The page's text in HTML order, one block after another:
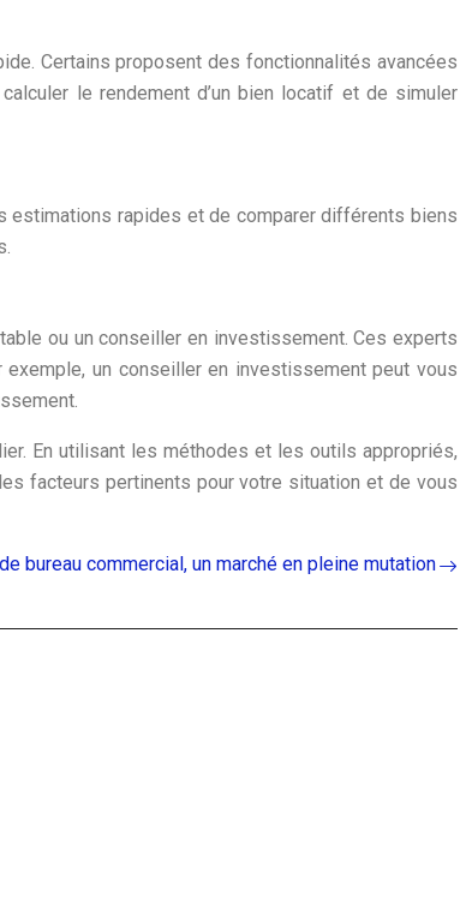
Certains proposent des fonctionnalités avancées
le rendement d’un bien locatif et de simuler
estimations rapides et de comparer différents biens
ou un conseiller en investissement. Ces experts
un conseiller en investissement peut vous
En utilisant les méthodes et les outils appropriés,
facteurs pertinents pour votre situation et de vous
bureau commercial, un marché en pleine mutation